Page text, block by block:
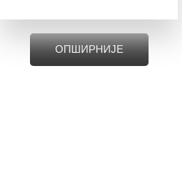
ОПШИРНИЈЕ